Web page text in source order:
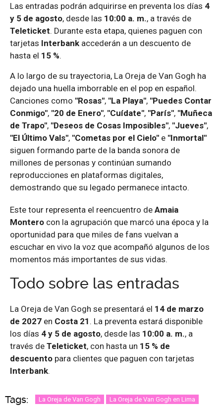
Las entradas podrán adquirirse en preventa los días 4
y 5 de agosto, desde las 10:00 a. m., a través de
Teleticket. Durante esta etapa, quienes paguen con
tarjetas Interbank accederán a un descuento de
hasta el 15 %.
A lo largo de su trayectoria, La Oreja de Van Gogh ha
dejado una huella imborrable en el pop en español.
Canciones como "Rosas", "La Playa", "Puedes Contar
Conmigo", "20 de Enero", "Cuídate", "París", "Muñeca
de Trapo", "Deseos de Cosas Imposibles", "Jueves",
"El Último Vals", "Cometas por el Cielo" e "Inmortal"
siguen formando parte de la banda sonora de
millones de personas y continúan sumando
reproducciones en plataformas digitales,
demostrando que su legado permanece intacto.
Este tour representa el reencuentro de Amaia
Montero con la agrupación que marcó una época y la
oportunidad para que miles de fans vuelvan a
escuchar en vivo la voz que acompañó algunos de los
momentos más importantes de sus vidas.
Todo sobre las entradas
La Oreja de Van Gogh se presentará el 14 de marzo
de 2027 en Costa 21 . La preventa estará disponible
los días 4 y 5 de agosto, desde las 10:00 a. m., a
través de Teleticket, con hasta un 15 % de
descuento para clientes que paguen con tarjetas
Interbank.
Tags: La Oreja de Van Gogh La Oreja de Van Gogh en Lima